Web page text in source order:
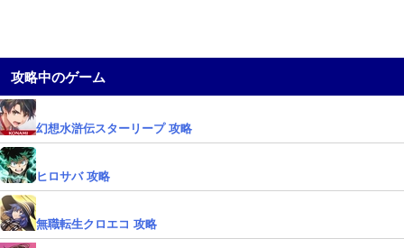
攻略中のゲーム
幻想水滸伝スターリープ 攻略
ヒロサバ 攻略
無職転生クロエコ 攻略